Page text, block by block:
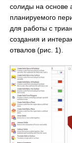
солиды на основе
планируемого
для работы с
создания и
отвалов (рис. 1).